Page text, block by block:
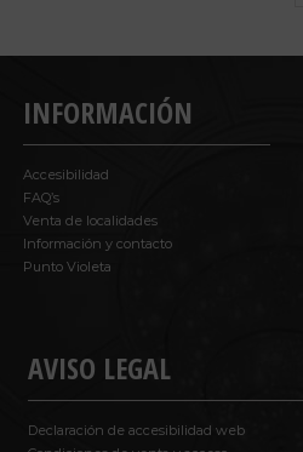
INFORMACIÓN
Accesibilidad
FAQ’s
Venta de localidades
Información y contacto
Punto Violeta
AVISO LEGAL
Declaración de accesibilidad web